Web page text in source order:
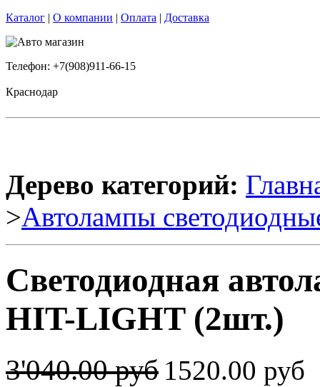
Каталог | О компании | Оплата | Доставка
Телефон: +7(908)911-66-15
Краснодар
Дерево категорий:
>Автолампы
Светодиодная
HIT-LIGHT (2шт.)
3'040.00 руб 1520.00 руб